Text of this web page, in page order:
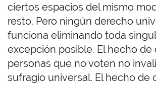
ciertos espacios del mismo
resto. Pero ningún derecho
funciona eliminando toda
excepción posible. El hecho de
personas que no voten no
sufragio universal. El hecho de